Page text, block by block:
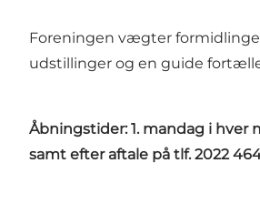
Foreningen vægter
udstillinger og en guide
Åbningstider: 1. mandag i hver
samt efter aftale på tlf. 2022